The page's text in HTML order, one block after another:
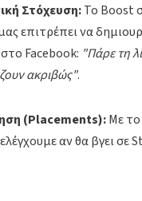
Στόχευση:Το Boost
επιτρέπει να
Facebook: "Πάρε τη
ακριβώς".
(Placements):Με το
αν θα βγει